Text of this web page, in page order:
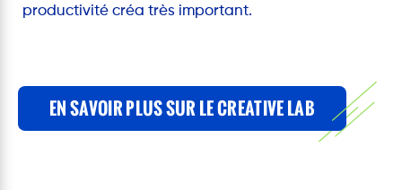
productivité créa très important.
EN SAVOIR PLUS SUR LE CREATIVE LAB